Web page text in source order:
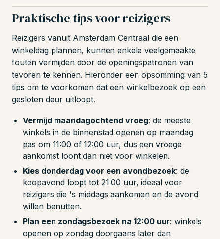
Praktische tips voor reizigers
Reizigers vanuit Amsterdam Centraal die een
winkeldag plannen, kunnen enkele veelgemaakte
fouten vermijden door de openingspatronen van
tevoren te kennen. Hieronder een opsomming van 5
tips om te voorkomen dat een winkelbezoek op een
gesloten deur uitloopt.
Vermijd maandagochtend vroeg: de meeste
winkels in de binnenstad openen op maandag
pas om 11:00 of 12:00 uur, dus een vroege
aankomst loont dan niet voor winkelen.
Kies donderdag voor een avondbezoek: de
koopavond loopt tot 21:00 uur, ideaal voor
reizigers die 's middags aankomen en de avond
willen benutten.
Plan een zondagsbezoek na 12:00 uur: winkels
openen op zondag doorgaans later dan